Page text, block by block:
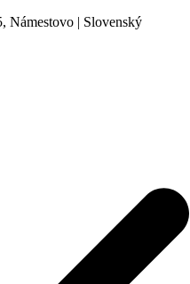
Námestovo | Slovenský